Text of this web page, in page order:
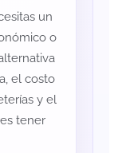
un
o
el costo
y el
tener